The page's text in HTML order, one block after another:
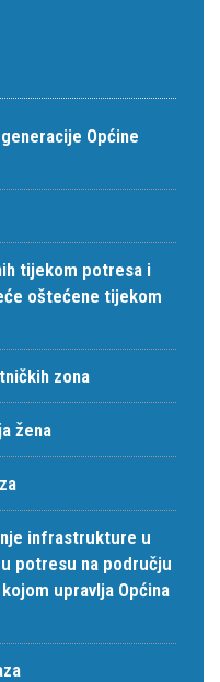
Općine
tijekom potresa i
oštećene tijekom
zona
žena
infrastrukture u
potresu na području
upravlja Općina